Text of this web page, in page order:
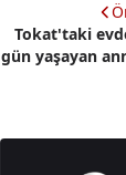
Tokat'taki
gün yaşayan